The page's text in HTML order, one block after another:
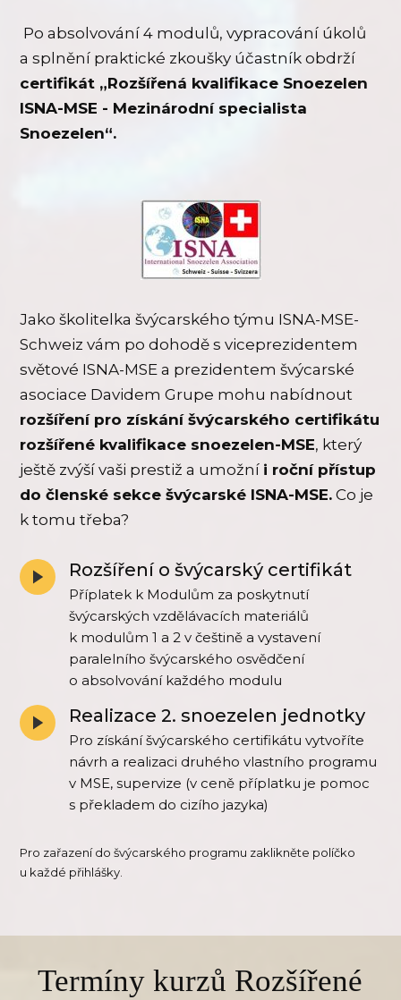
Po absolvování 4 modulů, vypracování úkolů
a splnění praktické zkoušky účastník obdrží
certifikát „Rozšířená kvalifikace Snoezelen
ISNA-MSE - Mezinárodní specialista
Snoezelen“.
Jako školitelka švýcarského týmu ISNA-MSE-
Schweiz vám po dohodě s viceprezidentem
světové ISNA-MSE a prezidentem švýcarské
asociace Davidem Grupe mohu nabídnout
rozšíření pro získání švýcarského certifikátu
rozšířené kvalifikace snoezelen-MSE, který
ještě zvýší vaši prestiž a umožní i roční přístup
do členské sekce švýcarské ISNA-MSE. Co je
k tomu třeba?
Rozšíření o švýcarský certifikát
Příplatek k Modulům za poskytnutí
švýcarských vzdělávacích materiálů
k modulům 1 a 2 v češtině a vystavení
paralelního švýcarského osvědčení
o absolvování každého modulu
Realizace 2. snoezelen jednotky
Pro získání švýcarského certifikátu vytvoříte
návrh a realizaci druhého vlastního programu
v MSE, supervize (v ceně příplatku je pomoc
s překladem do cizího jazyka)
Pro zařazení do švýcarského programu zaklikněte políčko
u každé přihlášky.
Termíny kurzů Rozšířené